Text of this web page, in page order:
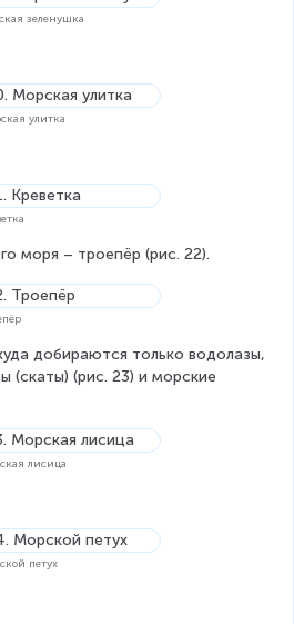
зеленушка
улитка
моря – троепёр (рис. 22).
добираются только водолазы,
(скаты) (рис. 23) и морские
лисица
петух